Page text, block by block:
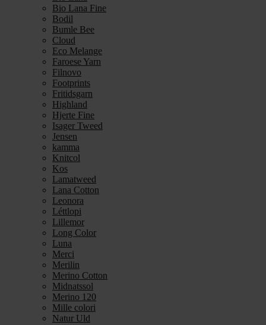
Bio Lana Fine
Bodil
Bumle Bee
Cloud
Eco Melange
Faroese Yarn
Filnovo
Footprints
Fritidsgarn
Highland
Hjerte Fine
Isager Tweed
Jensen
kamma
Knitcol
Kos
Lamatweed
Lana Cotton
Leonora
Léttlopi
Lillemor
Long Color
Luna
Merci
Merilin
Merino Cotton
Midnatssol
Merino 120
Mille colori
Natur Uld